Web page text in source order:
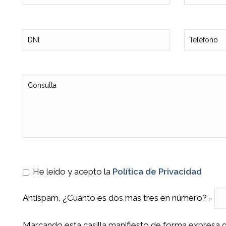
He leído y acepto la Política de Privacidad
Antispam, ¿Cuánto es dos mas tres en número? =